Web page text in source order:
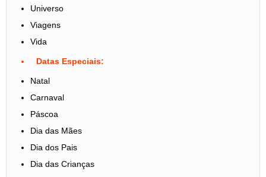
Universo
Viagens
Vida
Datas Especiais:
Natal
Carnaval
Páscoa
Dia das Mães
Dia dos Pais
Dia das Crianças